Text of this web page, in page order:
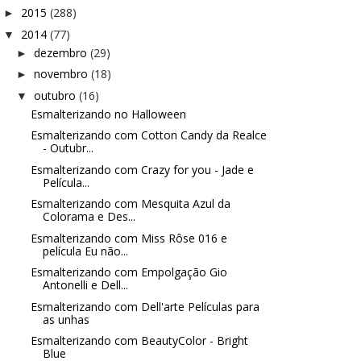
► 2015 (288)
▼ 2014 (77)
►dezembro(29)
►novembro(18)
▼outubro(16)
Esmalterizando no Halloween
Esmalterizando com Cotton Candy da Realce
- Outubr...
Esmalterizando com Crazy for you - Jade e
Película...
Esmalterizando com Mesquita Azul da
Colorama e Des...
Esmalterizando com Miss Rôse 016 e
película Eu não...
Esmalterizando com Empolgação Gio
Antonelli e Dell...
Esmalterizando com Dell'arte Películas para
as unhas
Esmalterizando com BeautyColor - Bright
Blue